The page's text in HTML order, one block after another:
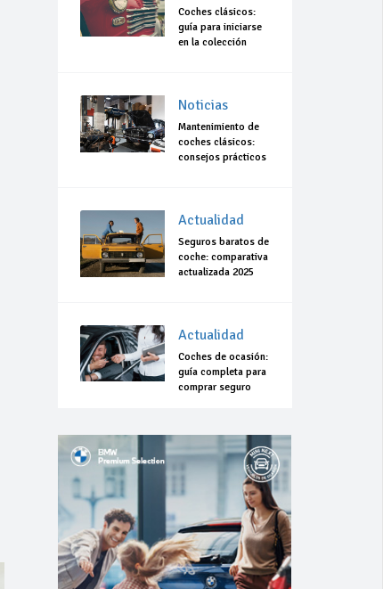
Coches clásicos:
guía para iniciarse
en la colección
Noticias
Mantenimiento de
coches clásicos:
consejos prácticos
Actualidad
Seguros baratos de
coche: comparativa
actualizada 2025
Actualidad
Coches de ocasión:
guía completa para
comprar seguro